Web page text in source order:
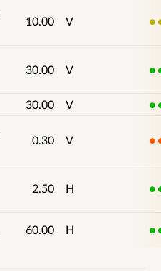
10.00 V 3
30.00 V 5
30.00 V 5
0.30 V 2
2.50 H 5
60.00 H 5